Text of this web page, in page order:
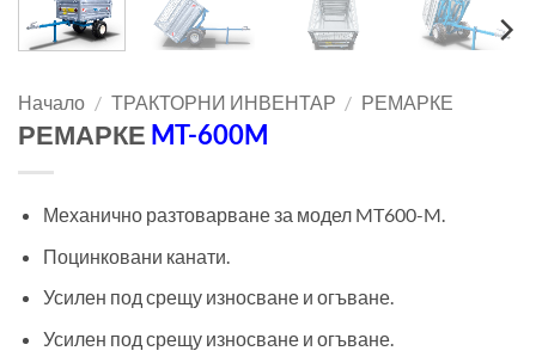
Начало / ТРАКТОРНИ ИНВЕНТАР / РЕМАРКЕ
РЕМАРКЕ MT-600M
Механично разтоварване за модел MT600-M.
Поцинковани канати.
Усилен под срещу износване и огъване.
Усилен под срещу износване и огъване.